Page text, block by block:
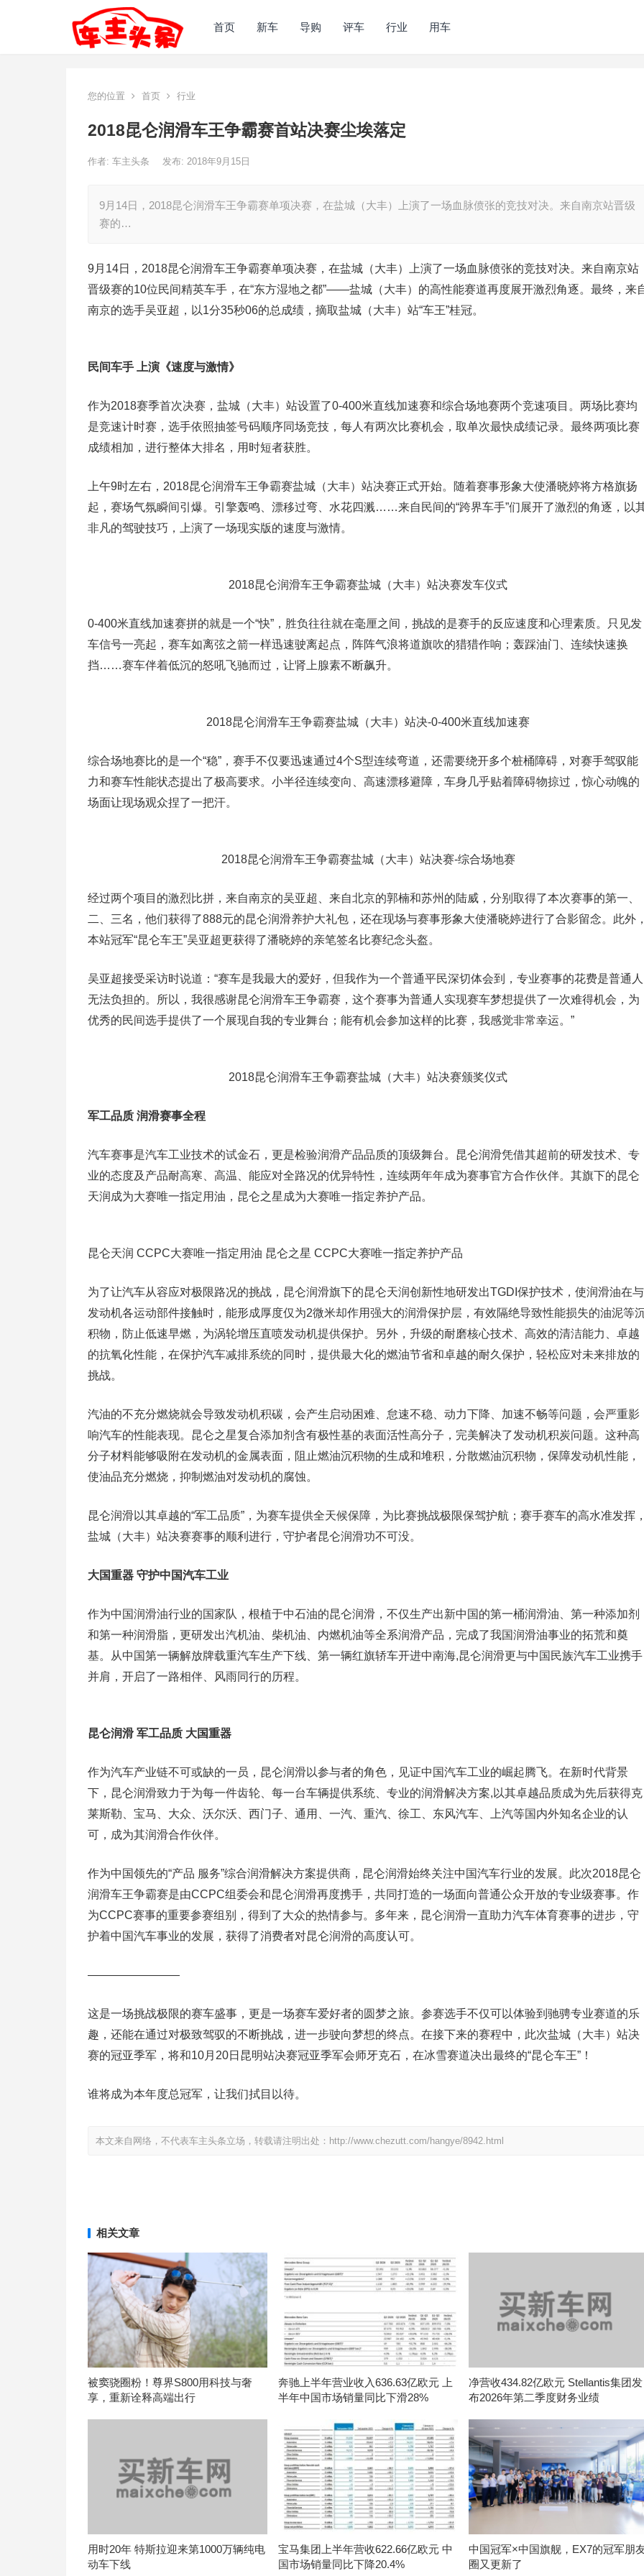
首页 新车 导购 评车 行业 用车
您的位置 首页 行业
2018昆仑润滑车王争霸赛首站决赛尘埃落定
作者: 车主头条 发布: 2018年9月15日
9月14日，2018昆仑润滑车王争霸赛单项决赛，在盐城（大丰）上演了一场血脉偾张的竞技对决。来自南京站晋级
赛的…
9月14日，2018昆仑润滑车王争霸赛单项决赛，在盐城（大丰）上演了一场血脉偾张的竞技对决。来自南京站
晋级赛的10位民间精英车手，在“东方湿地之都”——盐城（大丰）的高性能赛道再度展开激烈角逐。最终，来
南京的选手吴亚超，以1分35秒06的总成绩，摘取盐城（大丰）站“车王”桂冠。
民间车手 上演《速度与激情》
作为2018赛季首次决赛，盐城（大丰）站设置了0-400米直线加速赛和综合场地赛两个竞速项目。两场比赛均
是竞速计时赛，选手依照抽签号码顺序同场竞技，每人有两次比赛机会，取单次最快成绩记录。最终两项比赛
成绩相加，进行整体大排名，用时短者获胜。
上午9时左右，2018昆仑润滑车王争霸赛盐城（大丰）站决赛正式开始。随着赛事形象大使潘晓婷将方格旗扬
起，赛场气氛瞬间引爆。引擎轰鸣、漂移过弯、水花四溅……来自民间的“跨界车手”们展开了激烈的角逐，以
非凡的驾驶技巧，上演了一场现实版的速度与激情。
2018昆仑润滑车王争霸赛盐城（大丰）站决赛发车仪式
0-400米直线加速赛拼的就是一个“快”，胜负往往就在毫厘之间，挑战的是赛手的反应速度和心理素质。只见发
车信号一亮起，赛车如离弦之箭一样迅速驶离起点，阵阵气浪将道旗吹的猎猎作响；轰踩油门、连续快速换
挡……赛车伴着低沉的怒吼飞驰而过，让肾上腺素不断飙升。
2018昆仑润滑车王争霸赛盐城（大丰）站决-0-400米直线加速赛
综合场地赛比的是一个“稳”，赛手不仅要迅速通过4个S型连续弯道，还需要绕开多个桩桶障碍，对赛手驾驭能
力和赛车性能状态提出了极高要求。小半径连续变向、高速漂移避障，车身几乎贴着障碍物掠过，惊心动魄的
场面让现场观众捏了一把汗。
2018昆仑润滑车王争霸赛盐城（大丰）站决赛-综合场地赛
经过两个项目的激烈比拼，来自南京的吴亚超、来自北京的郭楠和苏州的陆威，分别取得了本次赛事的第一、
二、三名，他们获得了888元的昆仑润滑养护大礼包，还在现场与赛事形象大使潘晓婷进行了合影留念。此外
本站冠军“昆仑车王”吴亚超更获得了潘晓婷的亲笔签名比赛纪念头盔。
吴亚超接受采访时说道：“赛车是我最大的爱好，但我作为一个普通平民深切体会到，专业赛事的花费是普通人
无法负担的。所以，我很感谢昆仑润滑车王争霸赛，这个赛事为普通人实现赛车梦想提供了一次难得机会，为
优秀的民间选手提供了一个展现自我的专业舞台；能有机会参加这样的比赛，我感觉非常幸运。”
2018昆仑润滑车王争霸赛盐城（大丰）站决赛颁奖仪式
军工品质 润滑赛事全程
汽车赛事是汽车工业技术的试金石，更是检验润滑产品品质的顶级舞台。昆仑润滑凭借其超前的研发技术、专
业的态度及产品耐高寒、高温、能应对全路况的优异特性，连续两年年成为赛事官方合作伙伴。其旗下的昆仑
天润成为大赛唯一指定用油，昆仑之星成为大赛唯一指定养护产品。
昆仑天润 CCPC大赛唯一指定用油 昆仑之星 CCPC大赛唯一指定养护产品
为了让汽车从容应对极限路况的挑战，昆仑润滑旗下的昆仑天润创新性地研发出TGDI保护技术，使润滑油在与
发动机各运动部件接触时，能形成厚度仅为2微米却作用强大的润滑保护层，有效隔绝导致性能损失的油泥等
积物，防止低速早燃，为涡轮增压直喷发动机提供保护。另外，升级的耐磨核心技术、高效的清洁能力、卓越
的抗氧化性能，在保护汽车减排系统的同时，提供最大化的燃油节省和卓越的耐久保护，轻松应对未来排放的
挑战。
汽油的不充分燃烧就会导致发动机积碳，会产生启动困难、怠速不稳、动力下降、加速不畅等问题，会严重影
响汽车的性能表现。昆仑之星复合添加剂含有极性基的表面活性高分子，完美解决了发动机积炭问题。这种高
分子材料能够吸附在发动机的金属表面，阻止燃油沉积物的生成和堆积，分散燃油沉积物，保障发动机性能，
使油品充分燃烧，抑制燃油对发动机的腐蚀。
昆仑润滑以其卓越的“军工品质”，为赛车提供全天候保障，为比赛挑战极限保驾护航；赛手赛车的高水准发挥
盐城（大丰）站决赛赛事的顺利进行，守护者昆仑润滑功不可没。
大国重器 守护中国汽车工业
作为中国润滑油行业的国家队，根植于中石油的昆仑润滑，不仅生产出新中国的第一桶润滑油、第一种添加剂
和第一种润滑脂，更研发出汽机油、柴机油、内燃机油等全系润滑产品，完成了我国润滑油事业的拓荒和奠
基。从中国第一辆解放牌载重汽车生产下线、第一辆红旗轿车开进中南海,昆仑润滑更与中国民族汽车工业携手
并肩，开启了一路相伴、风雨同行的历程。
昆仑润滑 军工品质 大国重器
作为汽车产业链不可或缺的一员，昆仑润滑以参与者的角色，见证中国汽车工业的崛起腾飞。在新时代背景
下，昆仑润滑致力于为每一件齿轮、每一台车辆提供系统、专业的润滑解决方案,以其卓越品质成为先后获得克
莱斯勒、宝马、大众、沃尔沃、西门子、通用、一汽、重汽、徐工、东风汽车、上汽等国内外知名企业的认
可，成为其润滑合作伙伴。
作为中国领先的“产品 服务”综合润滑解决方案提供商，昆仑润滑始终关注中国汽车行业的发展。此次2018昆仑
润滑车王争霸赛是由CCPC组委会和昆仑润滑再度携手，共同打造的一场面向普通公众开放的专业级赛事。作
为CCPC赛事的重要参赛组别，得到了大众的热情参与。多年来，昆仑润滑一直助力汽车体育赛事的进步，守
护着中国汽车事业的发展，获得了消费者对昆仑润滑的高度认可。
————————
这是一场挑战极限的赛车盛事，更是一场赛车爱好者的圆梦之旅。参赛选手不仅可以体验到驰骋专业赛道的乐
趣，还能在通过对极致驾驭的不断挑战，进一步驶向梦想的终点。在接下来的赛程中，此次盐城（大丰）站决
赛的冠亚季军，将和10月20日昆明站决赛冠亚季军会师牙克石，在冰雪赛道决出最终的“昆仑车王”！
谁将成为本年度总冠军，让我们拭目以待。
本文来自网络，不代表车主头条立场，转载请注明出处：http://www.chezutt.com/hangye/8942.html
相关文章
被窦骁圈粉！尊界S800用科技与奢
享，重新诠释高端出行
奔驰上半年营业收入636.63亿欧元 上
半年中国市场销量同比下滑28%
净营收434.82亿欧元 Stellantis集团发
布2026年第二季度财务业绩
用时20年 特斯拉迎来第1000万辆纯电
动车下线
宝马集团上半年营收622.66亿欧元 中
国市场销量同比下降20.4%
中国冠军×中国旗舰，EX7的冠军朋
圈又更新了